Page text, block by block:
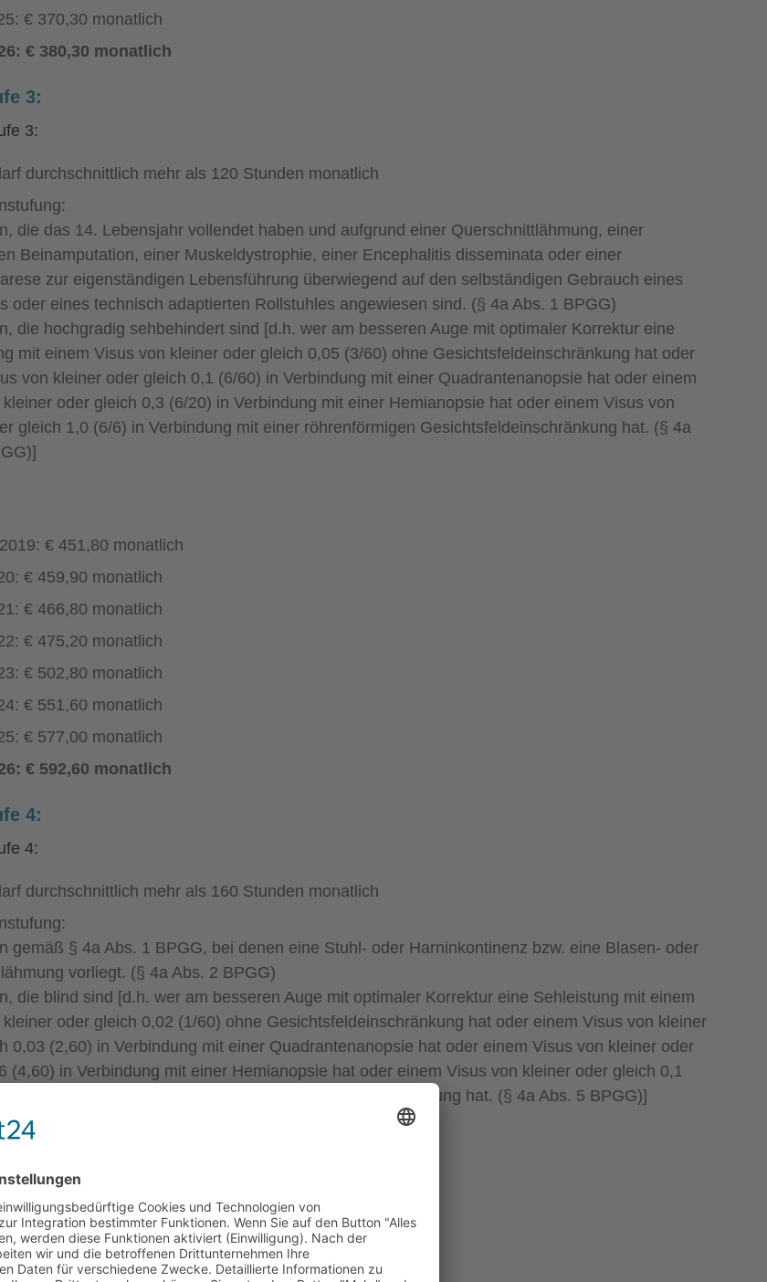
€ 370,30 monatlich
€ 380,30 monatlich
3:
3:
durchschnittlich mehr als 120 Stunden monatlich
die das 14. Lebensjahr vollendet haben und aufgrund einer Querschnittlähmung, einer
Beinamputation, einer Muskeldystrophie, einer Encephalitis disseminata oder einer
zur eigenständigen Lebensführung überwiegend auf den selbständigen Gebrauch eines
oder eines technisch adaptierten Rollstuhles angewiesen sind. (§ 4a Abs. 1 BPGG)
die hochgradig sehbehindert sind [d.h. wer am besseren Auge mit optimaler Korrektur eine
mit einem Visus von kleiner oder gleich 0,05 (3/60) ohne Gesichtsfeldeinschränkung hat oder
von kleiner oder gleich 0,1 (6/60) in Verbindung mit einer Quadrantenanopsie hat oder einem
oder gleich 0,3 (6/20) in Verbindung mit einer Hemianopsie hat oder einem Visus von
gleich 1,0 (6/6) in Verbindung mit einer röhrenförmigen Gesichtsfeldeinschränkung hat. (§ 4a
€ 451,80 monatlich
€ 459,90 monatlich
€ 466,80 monatlich
€ 475,20 monatlich
€ 502,80 monatlich
€ 551,60 monatlich
€ 577,00 monatlich
€ 592,60 monatlich
4:
4:
durchschnittlich mehr als 160 Stunden monatlich
gemäß § 4a Abs. 1 BPGG, bei denen eine Stuhl- oder Harninkontinenz bzw. eine Blasen- oder
vorliegt. (§ 4a Abs. 2 BPGG)
die blind sind [d.h. wer am besseren Auge mit optimaler Korrektur eine Sehleistung mit einem
oder gleich 0,02 (1/60) ohne Gesichtsfeldeinschränkung hat oder einem Visus von kleiner
0,03 (2,60) in Verbindung mit einer Quadrantenanopsie hat oder einem Visus von kleiner oder
(4,60) in Verbindung mit einer Hemianopsie hat oder einem Visus von kleiner oder gleich 0,1
mit einer röhrenförmigen Gesichtsfeldeinschränkung hat. (§ 4a Abs. 5 BPGG)]
€ 677,60 monatlich
€ 689,80 monatlich
€ 700,10 monatlich